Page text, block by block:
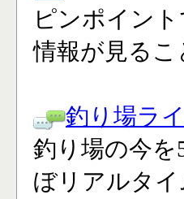
ピンポイン
情報が見るこ
釣り場ラ
釣り場の今を
ぼリアルタ